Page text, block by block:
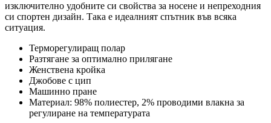
изключително удобните си свойства за носене и непреходния
си спортен дизайн. Така е идеалният спътник във всяка
ситуация.
Терморегулиращ полар
Разтягане за оптимално прилягане
Женствена кройка
Джобове с цип
Машинно пране
Материал: 98% полиестер, 2% проводими влакна за
регулиране на температурата